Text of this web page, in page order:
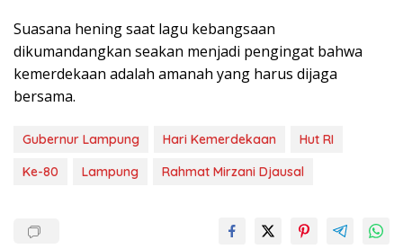
Suasana hening saat lagu kebangsaan
dikumandangkan seakan menjadi pengingat bahwa
kemerdekaan adalah amanah yang harus dijaga
bersama.
Gubernur Lampung Hari Kemerdekaan
Hut RI
Ke-80
Lampung Rahmat Mirzani Djausal